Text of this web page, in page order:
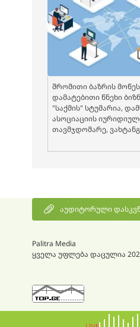
შრომითი ბაზრის
დამატებითი წნეხი
"საქმის" სტუმარია,
ასოციაციის
თავმჯდომარე,
აუდიტორული
Palitra Media
ყველა უფლება დაცულია